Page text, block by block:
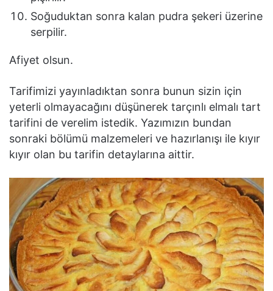
Soğuduktan sonra kalan pudra şekeri üzerine
serpilir.
Afiyet olsun.
Tarifimizi yayınladıktan sonra bunun sizin için
yeterli olmayacağını düşünerek tarçınlı elmalı tart
tarifini de verelim istedik. Yazımızın bundan
sonraki bölümü malzemeleri ve hazırlanışı ile kıyır
kıyır olan bu tarifin detaylarına aittir.